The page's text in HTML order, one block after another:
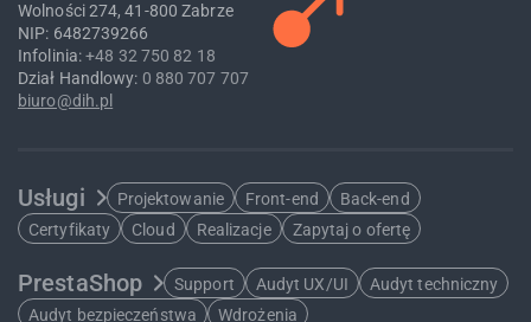
Wolności 274, 41-800 Zabrze
NIP: 6482739266
Infolinia:+48 32 750 82 18
Dział Handlowy: 0 880 707 707
biuro@dih.pl
Usługi Projektowanie Front-end
Back-end
Certyfikaty
Cloud Realizacje Zapytaj o ofertę
PrestaShop Support Audyt UX/UI
Audyt techniczny
Audyt bezpieczeństwa
Wdrożenia